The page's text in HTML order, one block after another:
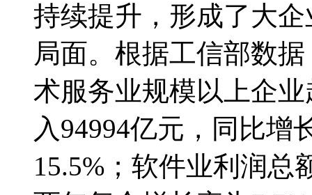
持续提升，形成了大
局面。根据工信部数
术服务业规模以上企
入94994亿元，同比增
15.5%；软件业利润总